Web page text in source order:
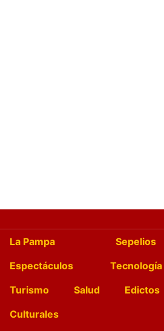
La Pampa Sepelios
Espectáculos
Tecnología
Turismo
Salud Edictos
Culturales